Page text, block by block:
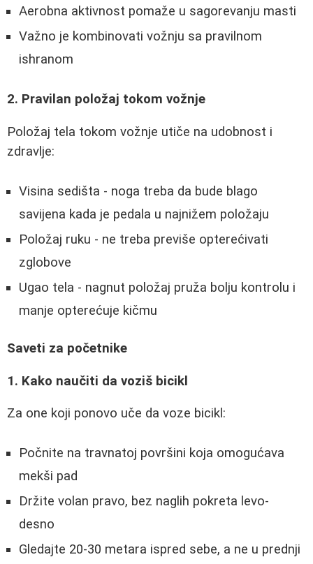
Aerobna aktivnost pomaže u sagorevanju masti
Važno je kombinovati vožnju sa pravilnom
ishranom
2. Pravilan položaj tokom vožnje
Položaj tela tokom vožnje utiče na udobnost i
zdravlje:
Visina sedišta - noga treba da bude blago
savijena kada je pedala u najnižem položaju
Položaj ruku - ne treba previše opterećivati
zglobove
Ugao tela - nagnut položaj pruža bolju kontrolu i
manje opterećuje kičmu
Saveti za početnike
1. Kako naučiti da voziš bicikl
Za one koji ponovo uče da voze bicikl:
Počnite na travnatoj površini koja omogućava
mekši pad
Držite volan pravo, bez naglih pokreta levo-
desno
Gledajte 20-30 metara ispred sebe, a ne u prednji